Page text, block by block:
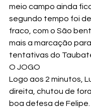
meio campo ainda
segundo tempo foi
fraco, com o São
mais a marcação
tentativas do
O JOGO
Logo aos 2 minutos,
direita, chutou de
boa defesa de Felipe.